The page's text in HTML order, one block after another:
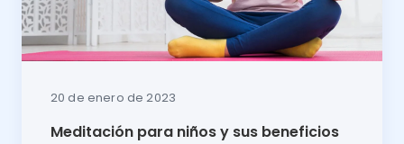
20 de enero de 2023
Meditación para niños y sus beneficios